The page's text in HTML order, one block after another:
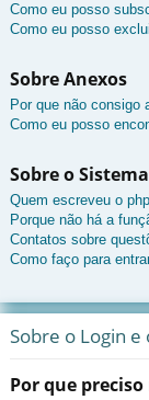
Como eu posso
Como eu posso
Sobre Anexos
Por que não consigo
Como eu posso
Sobre o
Quem escreveu o
Porque não há a
Contatos sobre
Como faço para
Sobre o Login e
Por que